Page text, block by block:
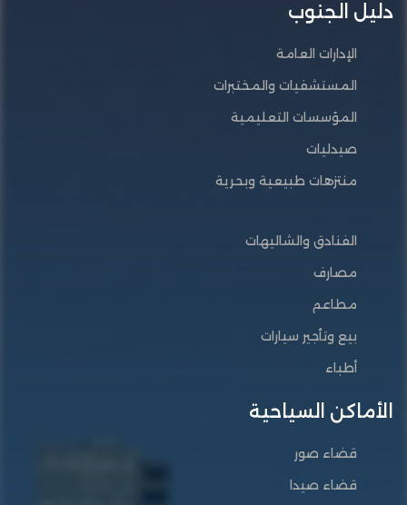
دليل الجنوب
الإدارات العامة
المستشفيات والمختبرات
المؤسسات التعليمية
صيدليات
منتزهات طبيعية وبحرية
الفنادق والشاليهات
مصارف
مطاعم
بيع وتأجير سيارات
أطباء
الأماكن السياحية
قضاء صور
قضاء صيدا